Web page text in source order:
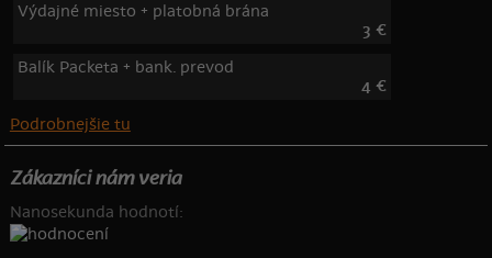
Výdajné miesto + platobná brána
3 €
Balík Packeta + bank. prevod
4 €
Podrobnejšie tu
Zákazníci nám veria
Nanosekunda hodnotí: